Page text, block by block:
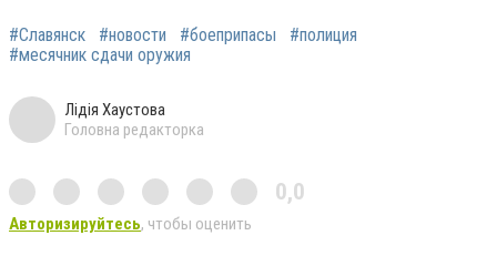
#Славянск #новости #боеприпасы
#полиция
#месячник сдачи оружия
Лідія Хаустова
Головна редакторка
0,0
Авторизируйтесь, чтобы оценить